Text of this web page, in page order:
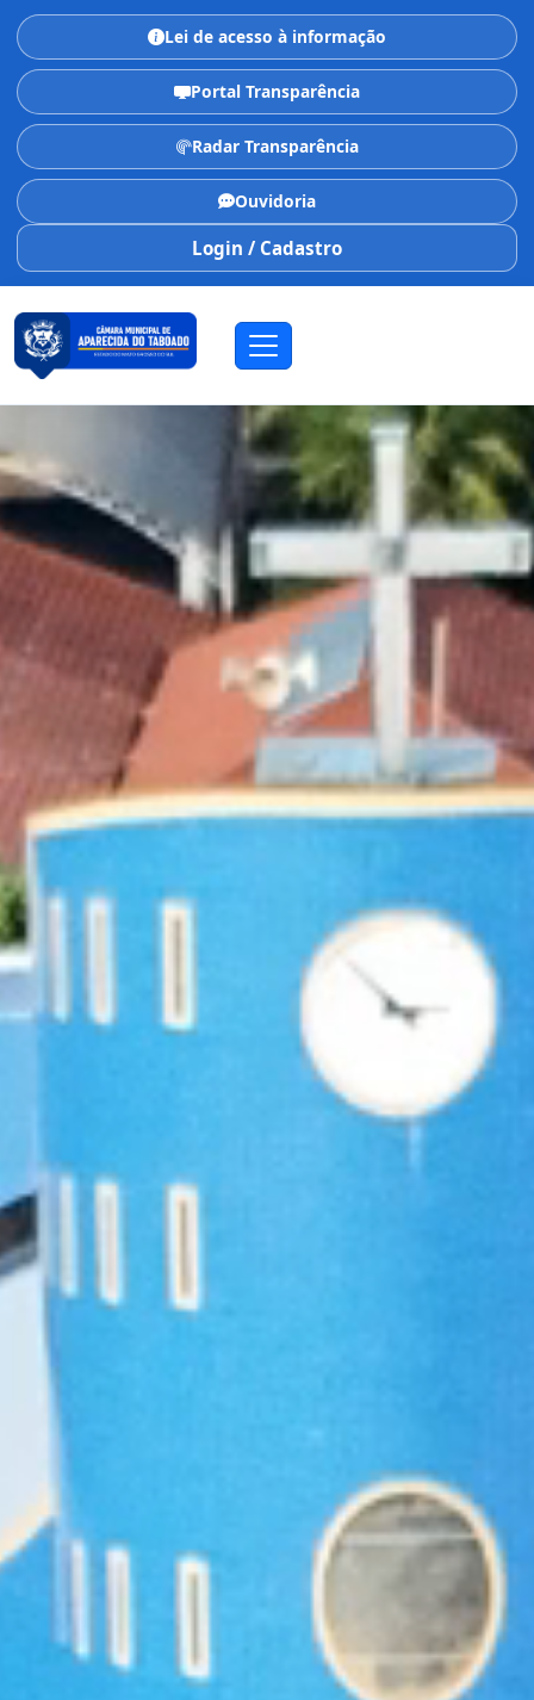
Lei de acesso à informação
Portal Transparência
Radar Transparência
Ouvidoria
Login / Cadastro
CÂMARA MUNICIPAL
Aparecida do Taboado